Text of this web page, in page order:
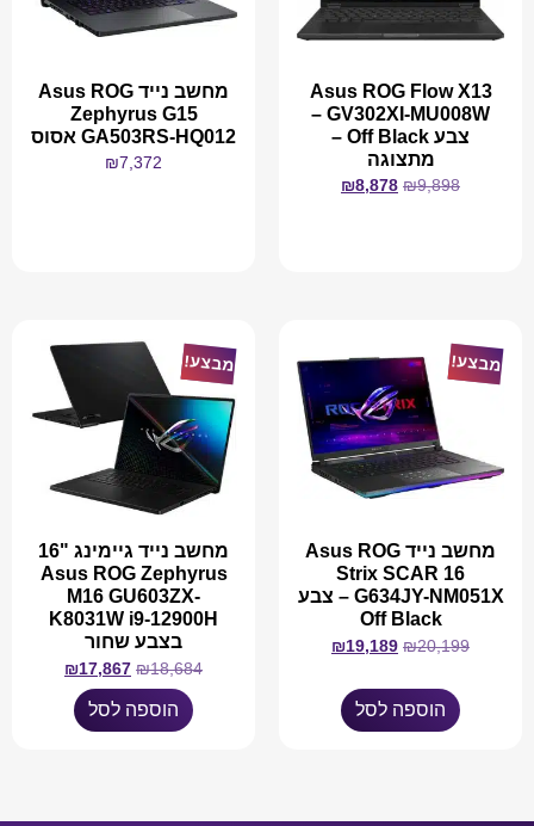
Asus ROG Flow X13
GV302XI-MU008W –
צבע Off Black –
מתצוגה
₪9,898
₪8,878
מחשב נייד Asus ROG
Zephyrus G15
GA503RS-HQ012 אסוס
₪7,372
מבצע!
מחשב נייד Asus ROG
Strix SCAR 16
G634JY-NM051X – צבע
Off Black
₪20,199
₪19,189
הוספה לסל
מבצע!
מחשב נייד גיימינג "16
Asus ROG Zephyrus
M16 GU603ZX-
K8031W i9-12900H
בצבע שחור
₪18,684
₪17,867
הוספה לסל